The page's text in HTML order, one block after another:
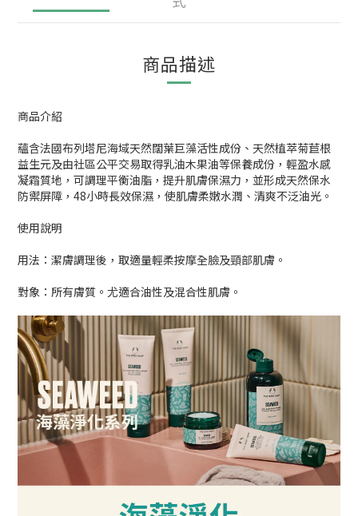
商品描述
商品介紹
蘊含法國布列塔尼海域天然闊葉巨藻活性成份、天然植萃菊苣根
益生元及由社區公平交易取得乳油木果油等保養成份，輕盈水感
凝霜質地，可調理平衡油脂，提升肌膚保濕力，並形成天然保水
防禦屏障，48小時長效保濕，使肌膚柔嫩水潤、清爽不泛油光。
使用說明
用法：潔膚調理後，取適量輕柔按摩全臉及頸部肌膚。
對象：所有膚質。尤適合油性及混合性肌膚。